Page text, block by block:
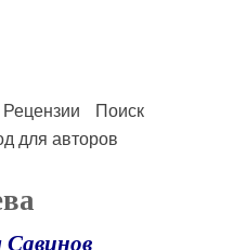
Рецензии
Поиск
для авторов
Савинов